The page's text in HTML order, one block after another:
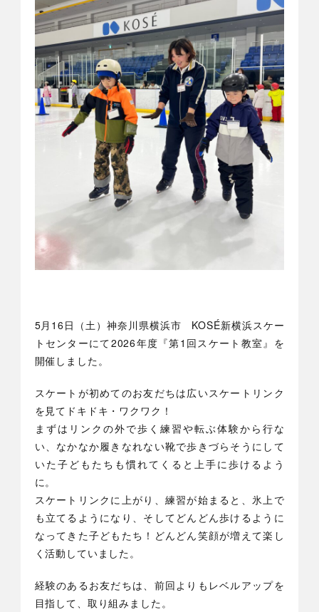
5月16日（土）神奈川県横浜市 KOSÉ新横浜スケー
トセンターにて2026年度『第1回スケート教室』を
開催しました。
スケートが初めてのお友だちは広いスケートリンク
を見てドキドキ・ワクワク！
まずはリンクの外で歩く練習や転ぶ体験から行な
い、なかなか履きなれない靴で歩きづらそうにして
いた子どもたちも慣れてくると上手に歩けるよう
に。
スケートリンクに上がり、練習が始まると、氷上で
も立てるようになり、そしてどんどん歩けるように
なってきた子どもたち！どんどん笑顔が増えて楽し
く活動していました。
経験のあるお友だちは、前回よりもレベルアップを
目指して、取り組みました。